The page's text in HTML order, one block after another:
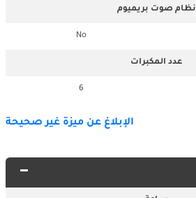
نظام صوت بريميوم
No
عدد المكبرات
6
الإبلاغ عن ميزة غير صحيحة